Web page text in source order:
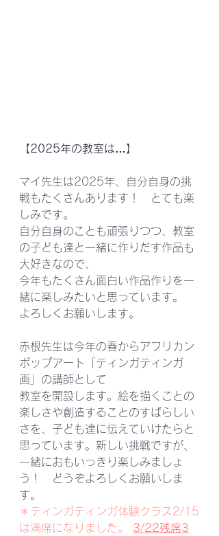
【2025年の教室は…】
マイ先生は2025年、自分自身の挑
戦もたくさんあります！　とても楽
しみです。
自分自身のことも頑張りつつ、教室
の子ども達と一緒に作りだす作品も
大好きなので、
今年もたくさん面白い作品作りを一
緒に楽しみたいと思っています。
よろしくお願いします。
赤根先生は今年の春からアフリカン
ポップアート「ティンガティンガ
画」の講師として
教室を開設します。絵を描くことの
楽しさや創造することのすばらしい
さを、子ども達に伝えていけたらと
思っています。新しい挑戦ですが、
一緒におもいっきり楽しみましょ
う！　どうぞよろしくお願いしま
す。
＊ティンガティンガ体験クラス2/15
は満席になりました。 3/22残席3